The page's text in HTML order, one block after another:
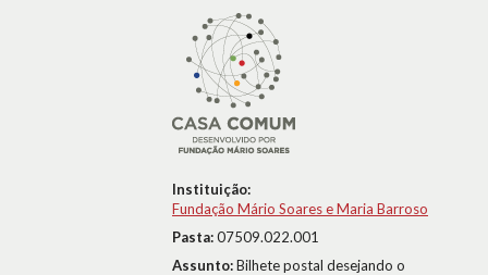
Instituição:
Fundação Mário Soares e Maria Barroso
Pasta:07509.022.001
Assunto:Bilhete postal desejando o